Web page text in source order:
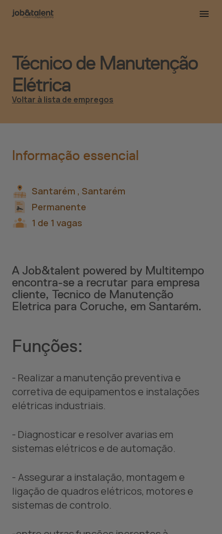
Técnico de Manutenção
Elétrica
Voltar à lista de empregos
A Job&talent powered by Multitempo
encontra-se a recrutar para empresa
cliente, Tecnico de Manutenção
Eletrica para Coruche, em Santarém.
Funções:
- Realizar a manutenção preventiva e
corretiva de equipamentos e instalações
elétricas industriais.
- Diagnosticar e resolver avarias em
sistemas elétricos e de automação.
- Assegurar a instalação, montagem e
ligação de quadros elétricos, motores e
sistemas de controlo.
Informação essencial
Santarém , Santarém
Permanente
1 de 1 vagas